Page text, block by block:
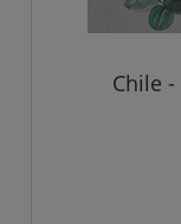
Chile -